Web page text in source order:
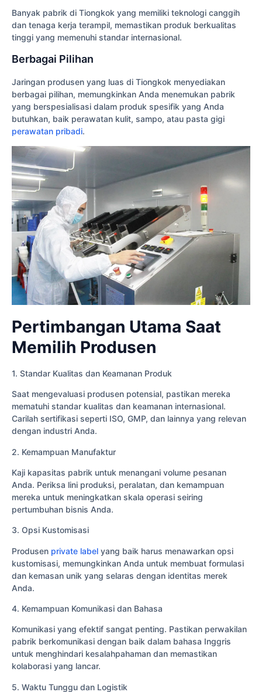
Banyak pabrik di Tiongkok yang memiliki teknologi canggih
dan tenaga kerja terampil, memastikan produk berkualitas
tinggi yang memenuhi standar internasional.
Berbagai Pilihan
Jaringan produsen yang luas di Tiongkok menyediakan
berbagai pilihan, memungkinkan Anda menemukan pabrik
yang berspesialisasi dalam produk spesifik yang Anda
butuhkan, baik perawatan kulit, sampo, atau pasta gigi
perawatan pribadi.
Pertimbangan Utama Saat
Memilih Produsen
1. Standar Kualitas dan Keamanan Produk
Saat mengevaluasi produsen potensial, pastikan mereka
mematuhi standar kualitas dan keamanan internasional.
Carilah sertifikasi seperti ISO, GMP, dan lainnya yang relevan
dengan industri Anda.
2. Kemampuan Manufaktur
Kaji kapasitas pabrik untuk menangani volume pesanan
Anda. Periksa lini produksi, peralatan, dan kemampuan
mereka untuk meningkatkan skala operasi seiring
pertumbuhan bisnis Anda.
3. Opsi Kustomisasi
Produsen private label yang baik harus menawarkan opsi
kustomisasi, memungkinkan Anda untuk membuat formulasi
dan kemasan unik yang selaras dengan identitas merek
Anda.
4. Kemampuan Komunikasi dan Bahasa
Komunikasi yang efektif sangat penting. Pastikan perwakilan
pabrik berkomunikasi dengan baik dalam bahasa Inggris
untuk menghindari kesalahpahaman dan memastikan
kolaborasi yang lancar.
5. Waktu Tunggu dan Logistik